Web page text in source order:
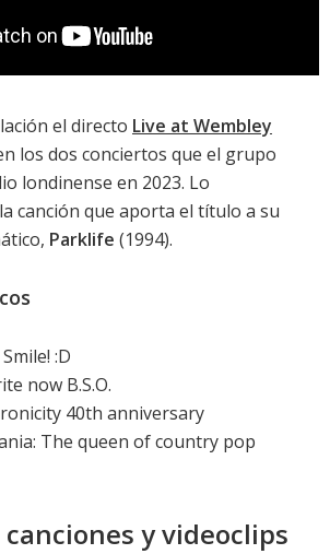
el directo Live at Wembley
los dos conciertos que el grupo
londinense en 2023. Lo
canción que aporta el título a su
Parklife (1994).
:D
now B.S.O.
40th anniversary
The queen of country pop
canciones y videoclips